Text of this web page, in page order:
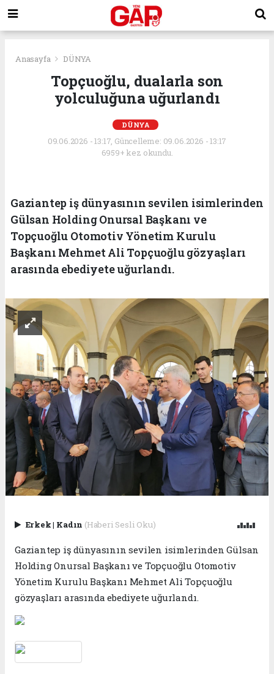
Anasayfa DÜNYA
Topçuoğlu, dualarla son
yolculuğuna uğurlandı
DÜNYA
09.06.2026 - 13:17, Güncelleme: 09.06.2026 - 13:17
6959+ kez okundu.
Gaziantep iş dünyasının sevilen isimlerinden
Gülsan Holding Onursal Başkanı ve
Topçuoğlu Otomotiv Yönetim Kurulu
Başkanı Mehmet Ali Topçuoğlu gözyaşları
arasında ebediyete uğurlandı.
Erkek| Kadın (Haberi Sesli Oku)
Gaziantep iş dünyasının sevilen isimlerinden Gülsan
Holding Onursal Başkanı ve Topçuoğlu Otomotiv
Yönetim Kurulu Başkanı Mehmet Ali Topçuoğlu
gözyaşları arasında ebediyete uğurlandı.